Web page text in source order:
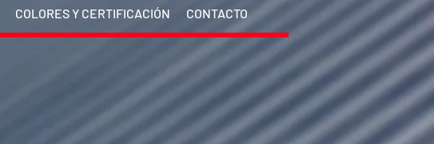
COLORES Y CERTIFICACIÓN CONTACTO